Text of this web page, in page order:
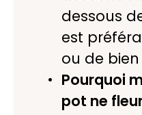
dessous
est
ou de
Pourquoi
pot ne